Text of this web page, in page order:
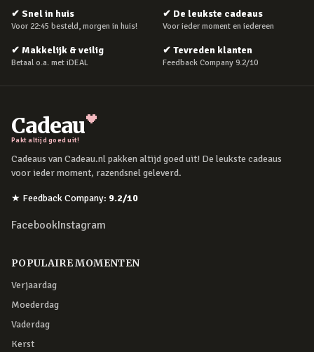
✔ Snel in huis
Voor 22:45 besteld, morgen in huis!
✔ De leukste cadeaus
Voor ieder moment en iedereen
✔ Makkelijk & veilig
Betaal o.a. met iDEAL
✔ Tevreden klanten
Feedback Company 9.2/10
Cadeau
Pakt altijd goed uit!
Cadeaus van Cadeau.nl pakken altijd goed uit! De leukste cadeaus
voor ieder moment, razendsnel geleverd.
★ Feedback Company: 9.2/10
FacebookInstagram
POPULAIRE MOMENTEN
Verjaardag
Moederdag
Vaderdag
Kerst